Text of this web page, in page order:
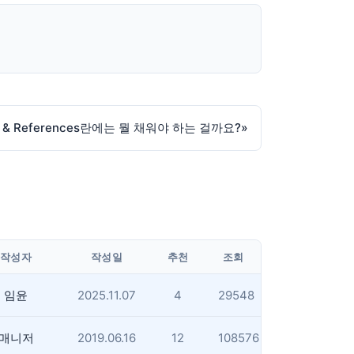
References란에는 뭘 채워야 하는 걸까요?»
작성자 작성일 추천 조회
임윤 2025.11.07 4 29548
니저 2019.06.16 12 108576